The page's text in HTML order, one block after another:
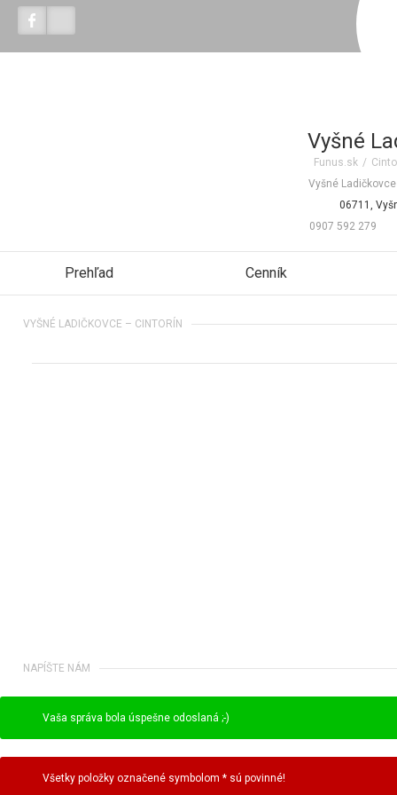
Vyšné
Funus.sk /
Vyšné Ladičkovce
06711,
0907 592 279
Prehľad Cenník
VYŠNÉ LADIČKOVCE – CINTORÍN
NAPÍŠTE NÁM
Vaša správa bola úspešne odoslaná ;-)
Všetky položky označené symbolom * sú povinné!